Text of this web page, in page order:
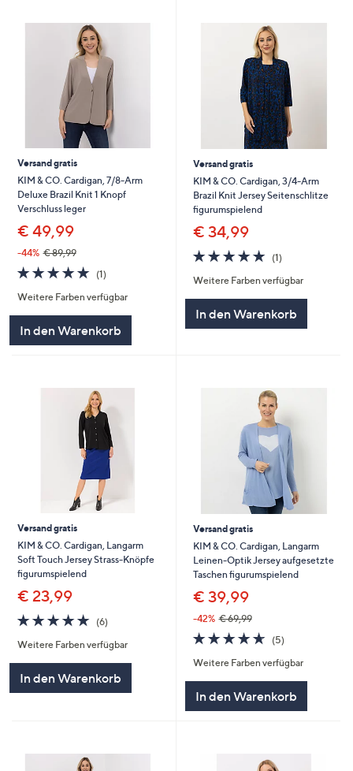
Versand gratis
KIM & CO. Cardigan, 7/8-Arm
Deluxe Brazil Knit 1 Knopf
Verschluss leger
€ 49,99
-44% € 89,99
5.0
von
5
(1)1
Weitere Farben verfügbar
In den Warenkorb
Versand gratis
KIM & CO. Cardigan, 3/4-Arm
Brazil Knit Jersey Seitenschlitze
figurumspielend
€ 34,99
5.0
von
5
(1)1
Weitere Farben verfügbar
In den Warenkorb
Versand gratis
KIM & CO. Cardigan, Langarm
Soft Touch Jersey Strass-Knöpfe
figurumspielend
€ 23,99
4.7
von
5
(6)6
Weitere Farben verfügbar
In den Warenkorb
Versand gratis
KIM & CO. Cardigan, Langarm
Leinen-Optik Jersey aufgesetzte
Taschen figurumspielend
€ 39,99
-42% € 69,99
4.6
von
5
(5)5
Weitere Farben verfügbar
In den Warenkorb